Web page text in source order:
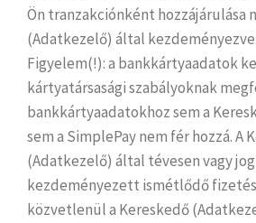
Ön tranzakciónként hozzájárulása
(Adatkezelő) által
Figyelem(!): a bankkártyaadatok
kártyatársasági szabályoknak
bankkártyaadatokhoz sem a
sem a SimplePay nem fér hozzá. A
(Adatkezelő) által tévesen vagy
kezdeményezett ismétlődő
közvetlenül a Kereskedő